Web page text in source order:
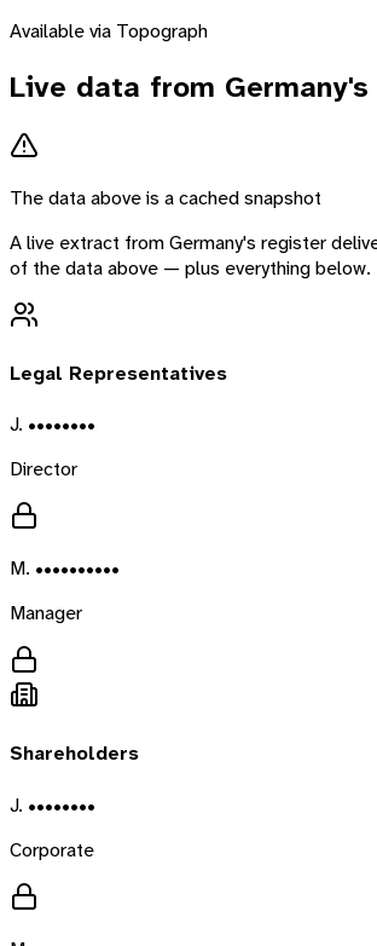
Available via Topograph
Live data from Germany
The data above is a cached snapshot
A live extract fromGermany's register
of the data above — plus everything below.
Legal Representatives
J. ••••••••
Director
M. ••••••••••
Manager
Shareholders
J. ••••••••
Corporate